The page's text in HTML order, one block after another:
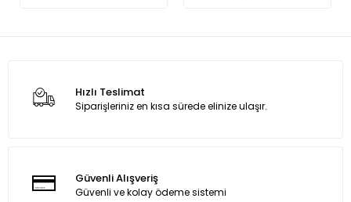
Hızlı Teslimat
Siparişleriniz en kısa sürede elinize ulaşır.
Güvenli Alışveriş
Güvenli ve kolay ödeme sistemi